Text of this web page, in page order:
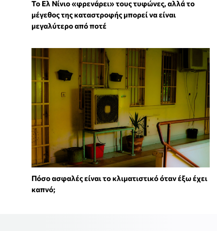
Το Ελ Νίνιο «φρενάρει» τους τυφώνες, αλλά το
μέγεθος της καταστροφής μπορεί να είναι
μεγαλύτερο από ποτέ
Πόσο ασφαλές είναι το κλιματιστικό όταν έξω έχει
καπνό;